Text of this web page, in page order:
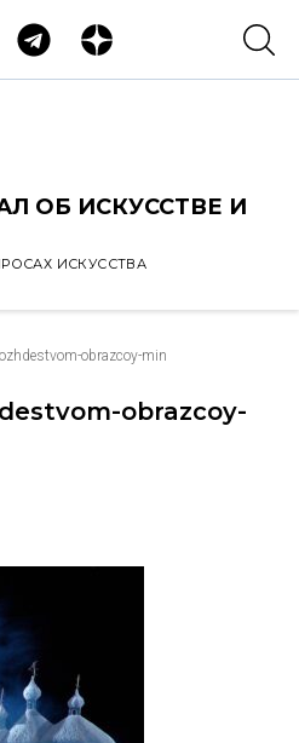
ОБ ИСКУССТВЕ И
ИСКУССТВА
obrazcoy-min
obrazcoy-